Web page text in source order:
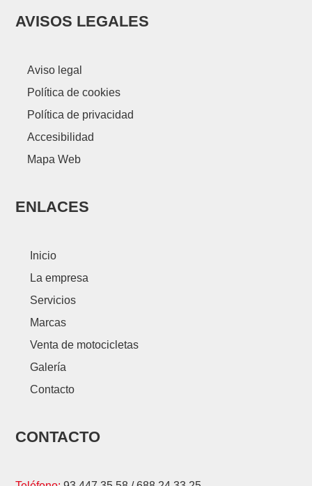
AVISOS LEGALES
Aviso legal
Política de cookies
Política de privacidad
Accesibilidad
Mapa Web
ENLACES
Inicio
La empresa
Servicios
Marcas
Venta de motocicletas
Galería
Contacto
CONTACTO